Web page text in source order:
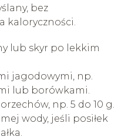
bez
kaloryczności.
lub skyr po lekkim
jagodowymi, np.
lub borówkami.
np. 5 do 10 g.
wody, jeśli posiłek